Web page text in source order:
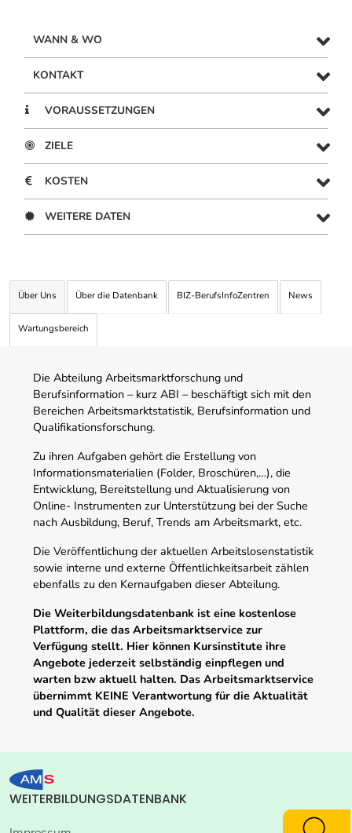
WANN & WO
KONTAKT
VORAUSSETZUNGEN
ZIELE
KOSTEN
WEITERE DATEN
Über Uns Über die Datenbank BIZ-BerufsInfoZentren News
Wartungsbereich
Die Abteilung Arbeitsmarktforschung und
Berufsinformation – kurz ABI – beschäftigt sich mit den
Bereichen Arbeitsmarktstatistik, Berufsinformation und
Qualifikationsforschung.
Zu ihren Aufgaben gehört die Erstellung von
Informationsmaterialien (Folder, Broschüren,…), die
Entwicklung, Bereitstellung und Aktualisierung von
Online- Instrumenten zur Unterstützung bei der Suche
nach Ausbildung, Beruf, Trends am Arbeitsmarkt, etc.
Die Veröffentlichung der aktuellen Arbeitslosenstatistik
sowie interne und externe Öffentlichkeitsarbeit zählen
ebenfalls zu den Kernaufgaben dieser Abteilung.
Die Weiterbildungsdatenbank ist eine kostenlose
Plattform, die das Arbeitsmarktservice zur
Verfügung stellt. Hier können Kursinstitute ihre
Angebote jederzeit selbständig einpflegen und
warten bzw aktuell halten. Das Arbeitsmarktservice
übernimmt KEINE Verantwortung für die Aktualität
und Qualität dieser Angebote.
WEITERBILDUNGSDATENBANK